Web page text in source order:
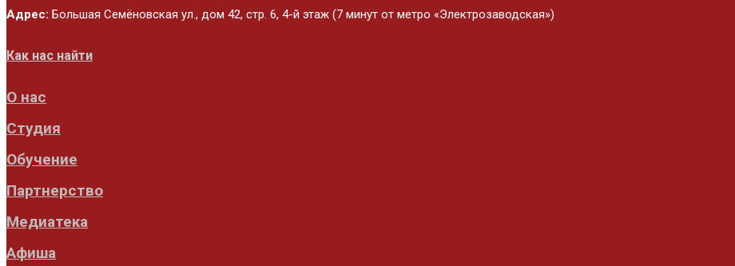
Адрес: Большая Семёновская ул., дом 42, стр. 6, 4-й этаж (7 минут от метро «Электрозаводская»)
Как нас найти
О нас
Студия
Обучение
Партнерство
Медиатека
Афиша